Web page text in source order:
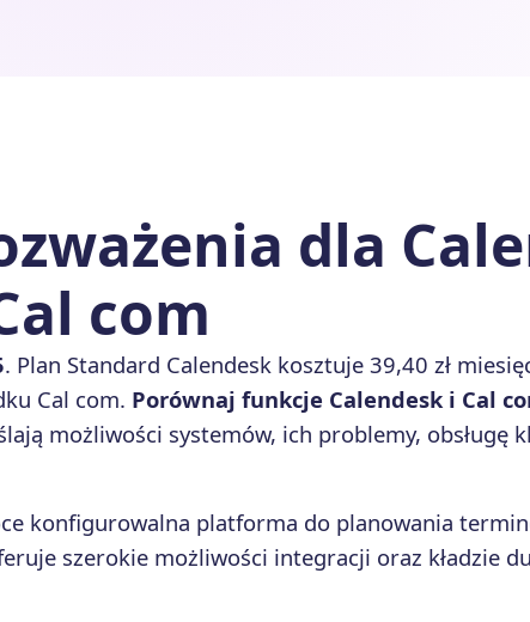
dla
com
. Plan Standard Calendesk kosztuje 39,40 zł
Cal com. Porównaj funkcje Calendesk i Cal
możliwości systemów, ich problemy, obsługę
konfigurowalna platforma do planowania
szerokie możliwości integracji oraz kładzie